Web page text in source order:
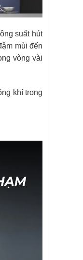
suất hút
mùi đến
vòng vài
khí trong